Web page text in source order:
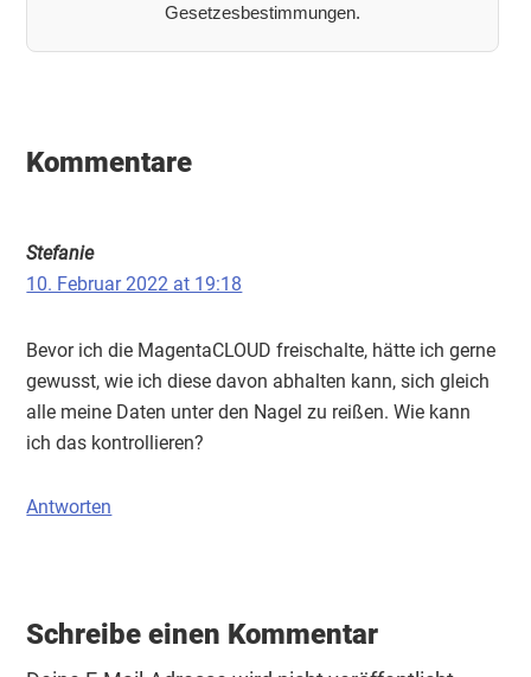
Gesetzesbestimmungen.
Interaktionen
Kommentare
Stefanie
10. Februar 2022 at 19:18
Bevor ich die MagentaCLOUD freischalte, hätte ich gerne
gewusst, wie ich diese davon abhalten kann, sich gleich
alle meine Daten unter den Nagel zu reißen. Wie kann
ich das kontrollieren?
Antworten
Schreibe einen Kommentar